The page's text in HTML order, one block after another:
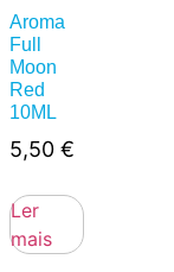
Aroma
Full
Moon
Red
10ML
5,50 €
Ler
mais